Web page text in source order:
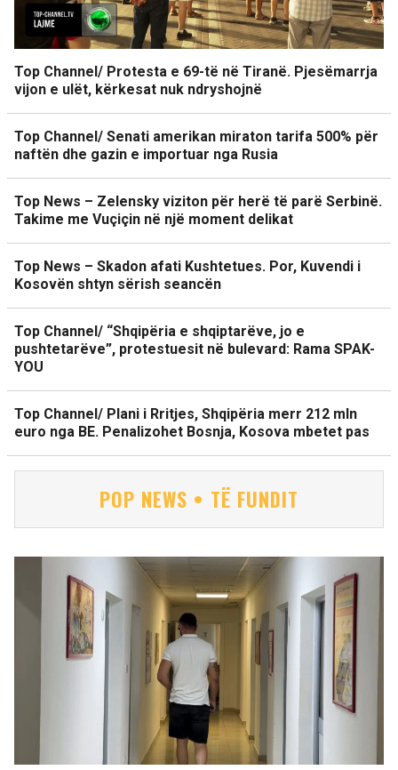
Top Channel/ Protesta e 69-të në Tiranë. Pjesëmarrja
vijon e ulët, kërkesat nuk ndryshojnë
Top Channel/ Senati amerikan miraton tarifa 500% për
naftën dhe gazin e importuar nga Rusia
Top News – Zelensky viziton për herë të parë Serbinë.
Takime me Vuçiçin në një moment delikat
Top News – Skadon afati Kushtetues. Por, Kuvendi i
Kosovën shtyn sërish seancën
Top Channel/ “Shqipëria e shqiptarëve, jo e
pushtetarëve”, protestuesit në bulevard: Rama SPAK-
YOU
Top Channel/ Plani i Rritjes, Shqipëria merr 212 mln
euro nga BE. Penalizohet Bosnja, Kosova mbetet pas
POP NEWS • TË FUNDIT